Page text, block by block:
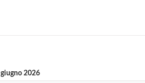
giugno 2026